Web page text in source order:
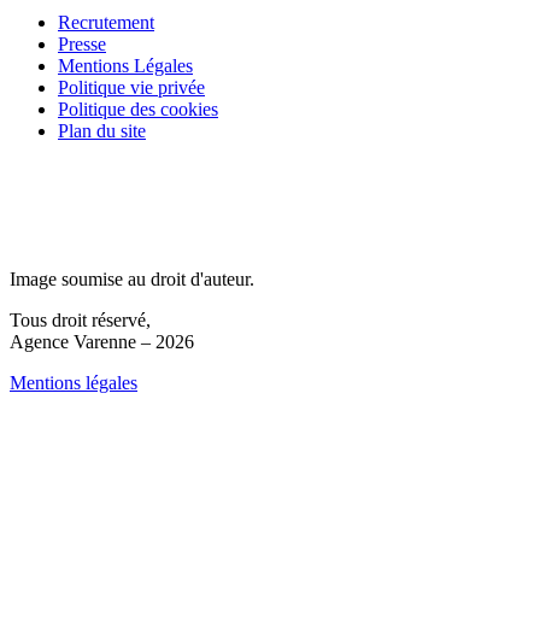
Recrutement
Presse
Mentions Légales
Politique vie privée
Politique des cookies
Plan du site
Image soumise au droit d'auteur.
Tous droit réservé,
Agence Varenne – 2026
Mentions légales